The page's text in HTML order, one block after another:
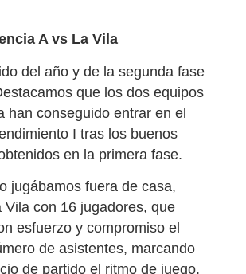
A vs La Vila
del año y de la segunda fase
que los dos equipos
han conseguido entrar en el
I tras los buenos
en la primera fase.
jugábamos fuera de casa,
Vila con 16 jugadores, que
esfuerzo y compromiso el
de asistentes, marcando
de partido el ritmo de juego.